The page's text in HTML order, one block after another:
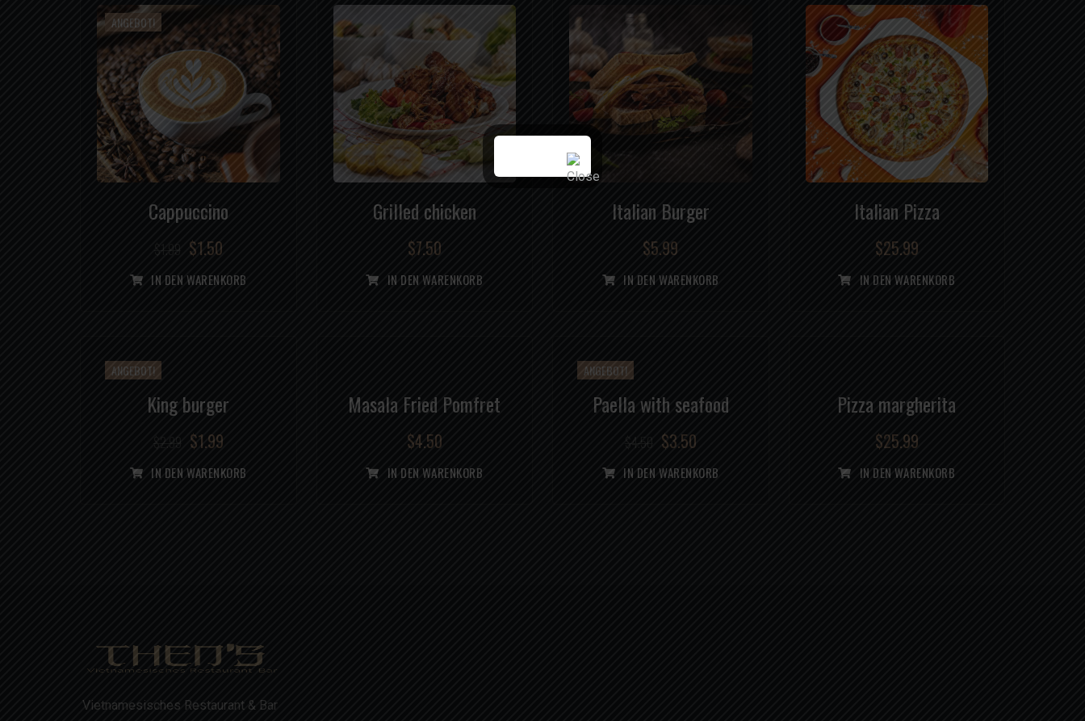
ANGEBOT!
Cappuccino
$1.99 $1.50
IN DEN WARENKORB
Grilled chicken
$7.50
IN DEN WARENKORB
Italian Burger
$5.99
IN DEN WARENKORB
Italian Pizza
$25.99
IN DEN WARENKORB
ANGEBOT!
King burger
$2.99 $1.99
IN DEN WARENKORB
Masala Fried Pomfret
$4.50
IN DEN WARENKORB
ANGEBOT!
Paella with seafood
$4.50 $3.50
IN DEN WARENKORB
Pizza margherita
$25.99
IN DEN WARENKORB
Vietnamesisches Restaurant & Bar